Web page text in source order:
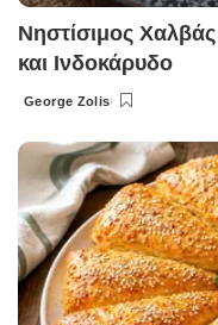
Νηστίσιμος
και Ινδοκάρυδο
Posted
George Zolis